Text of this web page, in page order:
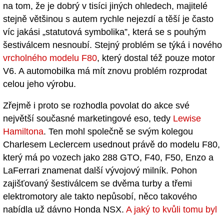
na tom, že je dobrý v tisíci jiných ohledech, majitelé
stejně většinou s autem rychle nejezdí a těší je často
víc jakási „statutová symbolika”, která se s pouhým
šestiválcem nesnoubí. Stejný problém se týká i nového
vrcholného modelu F80, který dostal též pouze motor
V6. A automobilka má mít znovu problém rozprodat
celou jeho výrobu.
Zřejmě i proto se rozhodla povolat do akce své
největší současné marketingové eso, tedy Lewise
Hamiltona. Ten mohl společně se svým kolegou
Charlesem Leclercem usednout právě do modelu F80,
který má po vozech jako 288 GTO, F40, F50, Enzo a
LaFerrari znamenat další vývojový milník. Pohon
zajišťovaný šestiválcem se dvěma turby a třemi
elektromotory ale takto nepůsobí, něco takového
nabídla už dávno Honda NSX. A jaký to kvůli tomu byl